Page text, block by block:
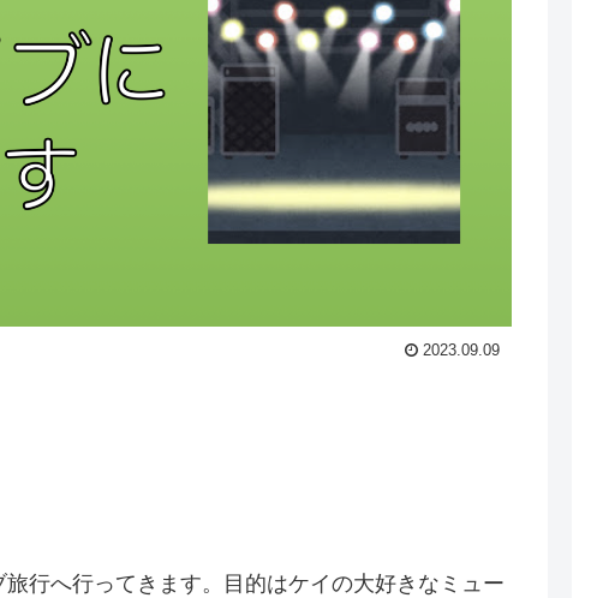
2023.09.09
行へ行ってきます。目的はケイの大好きなミュー